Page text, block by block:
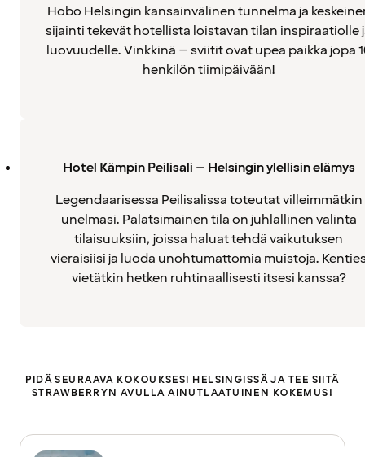
Hobo Helsingin kansainvälinen tunnelma ja
sijainti tekevät hotellista loistavan tilan inspiraatiolle
luovuudelle. Vinkkinä – sviitit ovat upea paikka jopa
henkilön tiimipäivään!
Hotel Kämpin Peilisali – Helsingin ylellisin elämys
Legendaarisessa Peilisalissa toteutat villeimmätkin
unelmasi. Palatsimainen tila on juhlallinen valinta
tilaisuuksiin, joissa haluat tehdä vaikutuksen
vieraisiisi ja luoda unohtumattomia muistoja.
vietätkin hetken ruhtinaallisesti itsesi kanssa?
PIDÄ SEURAAVA KOKOUKSESI HELSINGISSÄ JA TEE SIITÄ
STRAWBERRYN AVULLA AINUTLAATUINEN KOKEMUS!